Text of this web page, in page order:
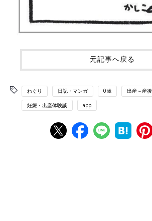
元記事へ戻る
わぐり 日記・マンガ 0歳 出産～産後
妊娠・出産体験談 app